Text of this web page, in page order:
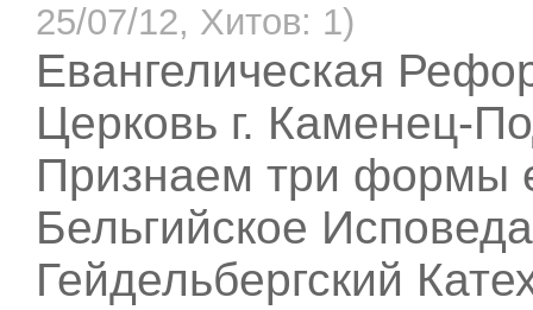
25/07/12, Хитов: 1)
Евангелическая
Церковь г. Каменец-
Признаем три формы
Бельгийское
Гейдельбергский